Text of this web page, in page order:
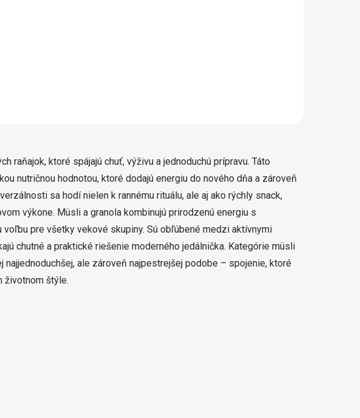
raňajok, ktoré spájajú chuť, výživu a jednoduchú prípravu. Táto
nutričnou hodnotou, ktoré dodajú energiu do nového dňa a zároveň
sa hodí nielen k rannému rituálu, ale aj ako rýchly snack,
výkone. Müsli a granola kombinujú prirodzenú energiu s
voľbu pre všetky vekové skupiny. Sú obľúbené medzi aktívnymi
chutné a praktické riešenie moderného jedálnička. Kategórie müsli
najjednoduchšej, ale zároveň najpestrejšej podobe – spojenie, ktoré
životnom štýle.